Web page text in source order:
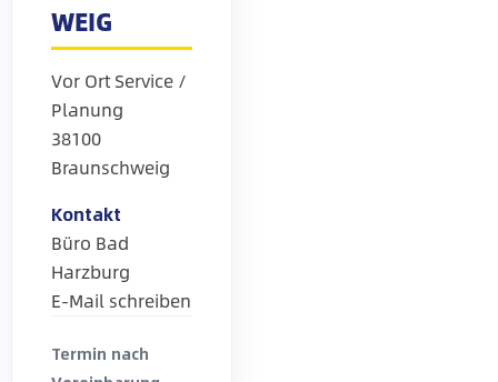
WEIG
Vor Ort Service /
Planung
38100
Braunschweig
Kontakt
Büro Bad
Harzburg
E-Mail schreiben
Termin nach